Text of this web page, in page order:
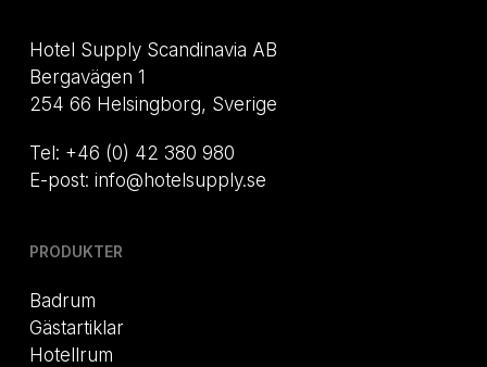
Hotel Supply Scandinavia AB
Bergavägen 1
254 66 Helsingborg, Sverige
Tel: +46 (0) 42 380 980
E-post: info@hotelsupply.se
PRODUKTER
Badrum
Gästartiklar
Hotellrum